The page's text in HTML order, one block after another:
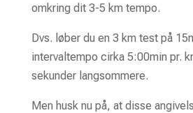
omkring dit 3-5 km tempo.
Dvs. løber du en 3 km test på
intervaltempo cirka 5:00min pr.
sekunder langsommere.
Men husk nu på, at disse